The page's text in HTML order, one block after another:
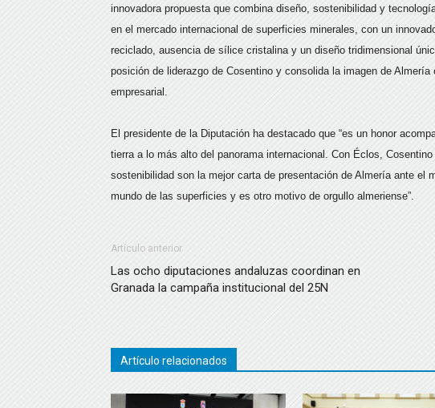
innovadora propuesta que combina diseño, sostenibilidad y
en el mercado internacional de superficies minerales, con un
reciclado, ausencia de sílice cristalina y un diseño tridimensional
posición de liderazgo de Cosentino y consolida la imagen de
empresarial.
El presidente de la Diputación ha destacado que “es un honor
tierra a lo más alto del panorama internacional. Con Éclos,
sostenibilidad son la mejor carta de presentación de Almería ante el
mundo de las superficies y es otro motivo de orgullo almeriense”.
Artículo anterior
Las ocho diputaciones andaluzas coordinan en
Granada la campaña institucional del 25N
Artículo relacionados